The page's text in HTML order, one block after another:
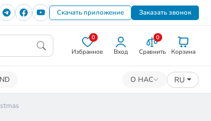
Скачать приложение Заказать звонок
0
Избранное Вход
0
Сравнить Корзина
О НАС RU